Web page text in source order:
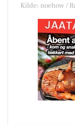
Kilde: noehow /